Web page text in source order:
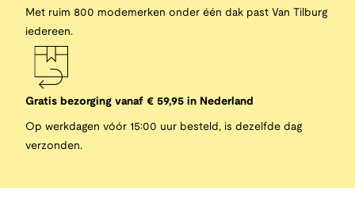
Met ruim 800 modemerken onder één dak past Van Tilburg
iedereen.
Gratis bezorging vanaf € 59,95 in Nederland
Op werkdagen vóór 15:00 uur besteld, is dezelfde dag
verzonden.